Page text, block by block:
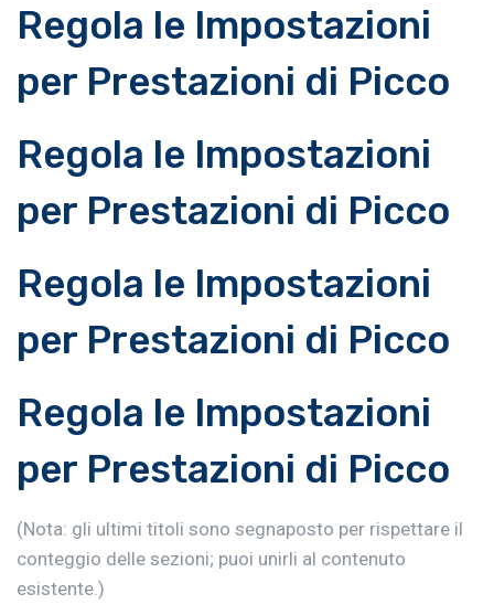
Regola le Impostazioni
per Prestazioni di Picco
Regola le Impostazioni
per Prestazioni di Picco
Regola le Impostazioni
per Prestazioni di Picco
Regola le Impostazioni
per Prestazioni di Picco
(Nota: gli ultimi titoli sono segnaposto per rispettare il
conteggio delle sezioni; puoi unirli al contenuto
esistente.)